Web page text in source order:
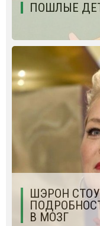
ПОШЛЫЕ
ШЭРОН
В МОЗГ